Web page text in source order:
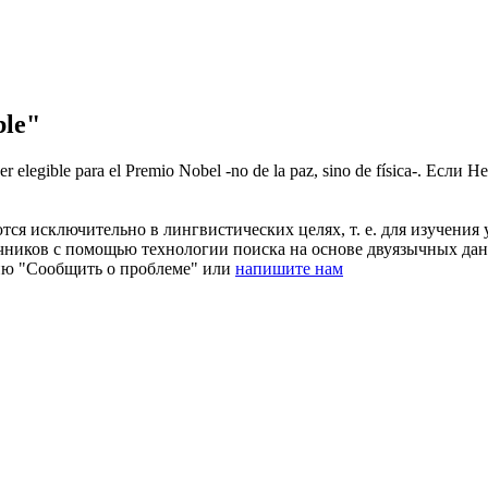
elegible para el Premio Nobel -no de la paz, sino de física-. Если
исключительно в лингвистических целях, т. е. для
с помощью технологии поиска на основе двуязычных
"Сообщить о проблеме" или напишите нам